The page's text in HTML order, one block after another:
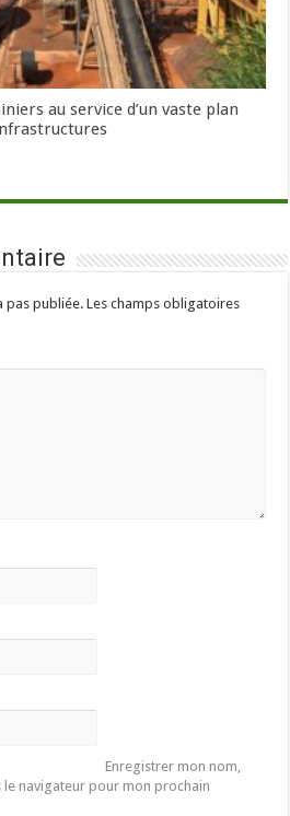
au service d’un vaste plan
pas publiée. Les champs obligatoires
Enregistrer mon nom,
navigateur pour mon prochain